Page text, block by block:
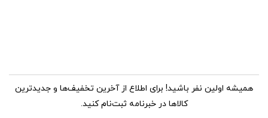
همیشه اولین نفر باشید! برای اطلاع از آخرین تخفیف‌ها و جدیدترین
کالاها در خبرنامه ثبت‌نام کنید.